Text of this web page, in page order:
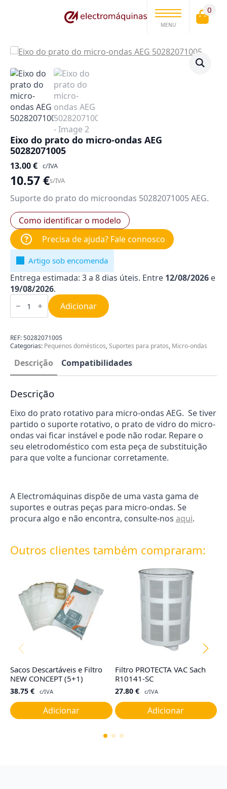
MENU
0
Eixo do prato do micro-ondas AEG
50282071005
13.00€ c/IVA
10.57€s/IVA
Suporte do prato do microondas 50282071005 AEG.
Como identificar o modelo
Precisa de ajuda? Fale connosco
Artigo sob encomenda
Entrega estimada: 3 a 8 dias úteis. Entre 12/08/2026 e
19/08/2026.
Quantidade
de
do
do
micro-
ondas
AEG
50282071005
Adicionar
REF:50282071005
Categorias: Pequenos domésticos,Suportes para pratos, Micro-ondas
Descrição Compatibilidades
Descrição
Eixo do prato rotativo para micro-ondas AEG. Se tiver
partido o suporte rotativo, o prato de vidro do micro-
ondas vai ficar instável e pode não rodar. Repare o
seu eletrodoméstico com esta peça de substituição
para que volte a funcionar corretamente.
A Electromáquinas dispõe de uma vasta gama de
suportes e outras peças para micro-ondas. Se
procura algo e não encontra, consulte-nos aqui.
Outros clientes também compraram:
Sacos Descartáveis e Filtro
NEW CONCEPT (5+1)
38.75 € c/IVA
Adicionar
Filtro PROTECTA VAC Sach
R10141-SC
27.80 € c/IVA
Adicionar